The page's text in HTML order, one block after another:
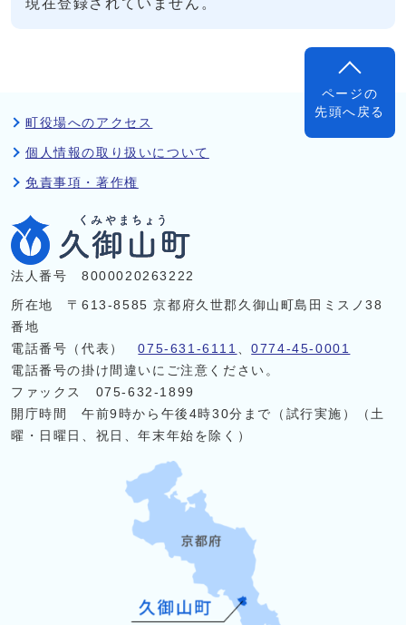
現在登録されていません。
ページの
先頭へ戻る
町役場へのアクセス
個人情報の取り扱いについて
免責事項・著作権
法人番号 8000020263222
所在地 〒613-8585 京都府久世郡久御山町島田ミスノ38
番地
電話番号（代表）075-631-6111 、0774-45-0001
電話番号の掛け間違いにご注意ください。
ファックス 075-632-1899
開庁時間 午前9時から午後4時30分まで（試行実施）（土
曜・日曜日、祝日、年末年始を除く）